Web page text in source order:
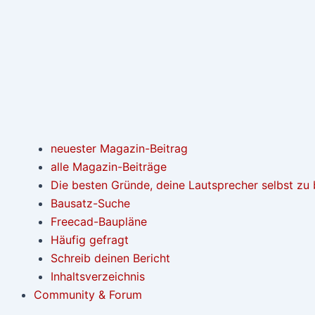
neuester Magazin-Beitrag
alle Magazin-Beiträge
Die besten Gründe, deine Lautsprecher selbst zu
Bausatz-Suche
Freecad-Baupläne
Häufig gefragt
Schreib deinen Bericht
Inhaltsverzeichnis
Community & Forum